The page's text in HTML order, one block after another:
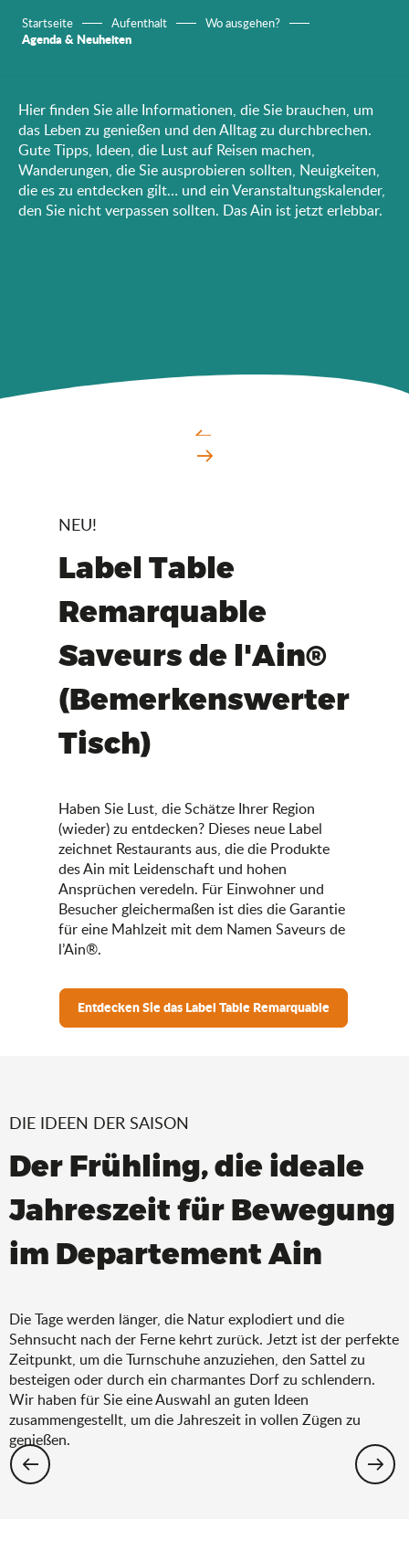
Startseite Aufenthalt Wo ausgehen?
Agenda & Neuheiten
Hier finden Sie alle Informationen, die Sie brauchen, um
das Leben zu genießen und den Alltag zu durchbrechen.
Gute Tipps, Ideen, die Lust auf Reisen machen,
Wanderungen, die Sie ausprobieren sollten, Neuigkeiten,
die es zu entdecken gilt… und ein Veranstaltungskalender,
den Sie nicht verpassen sollten. Das Ain ist jetzt erlebbar.
NEU!
Label Table
Remarquable
Saveurs de l'Ain®
(Bemerkenswerter
Tisch)
Haben Sie Lust, die Schätze Ihrer Region
(wieder) zu entdecken? Dieses neue Label
zeichnet Restaurants aus, die die Produkte
des Ain mit Leidenschaft und hohen
Ansprüchen veredeln. Für Einwohner und
Besucher gleichermaßen ist dies die Garantie
für eine Mahlzeit mit dem Namen Saveurs de
l’Ain®.
Entdecken Sie das Label Table Remarquable
DIE IDEEN DER SAISON
Der Frühling, die ideale
Jahreszeit für Bewegung
im Departement Ain
Die Tage werden länger, die Natur explodiert und die
Sehnsucht nach der Ferne kehrt zurück. Jetzt ist der perfekte
Zeitpunkt, um die Turnschuhe anzuziehen, den Sattel zu
besteigen oder durch ein charmantes Dorf zu schlendern.
Wir haben für Sie eine Auswahl an guten Ideen
zusammengestellt, um die Jahreszeit in vollen Zügen zu
genießen.
Wandern: Die Auswahl für den Frühling